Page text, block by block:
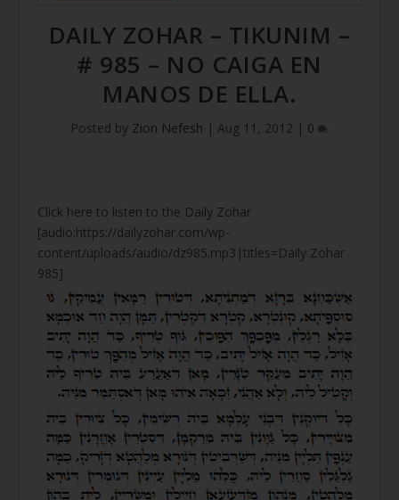
DAILY ZOHAR – TIKUNIM –
# 985 – NO CAIGA EN
MANOS DE ELLA.
Posted by Zion Nefesh | Aug 11, 2012 | 0
Click here to listen to the Daily Zohar
[audio:https://dailyzohar.com/wp-
content/uploads/audio/dz985.mp3|titles=Daily Zohar
985]